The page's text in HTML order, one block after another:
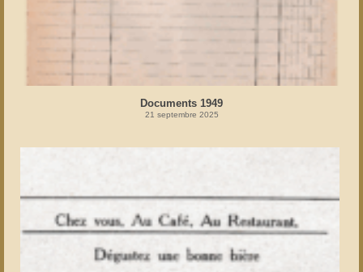
Documents 1949
21 septembre 2025